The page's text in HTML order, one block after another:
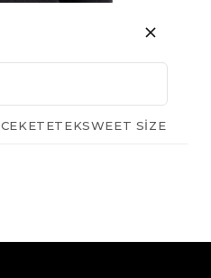
CEKETETEKSWEET SIZE